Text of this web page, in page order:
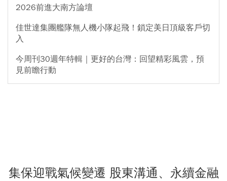
2026前進大南方論壇
佳世達集團艦隊無人機小隊起飛！鎖定美日頂級客戶切
入
今周刊30週年特輯｜更好的台灣：回望精彩風雲，預
見前瞻行動
集保迎戰氣候變遷 股東溝通、永續金融